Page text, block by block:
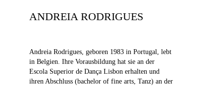
ANDREIA RODRIGUES
Andreia Rodrigues, geboren 1983 in Portugal, lebt
in Belgien. Ihre Vorausbildung hat sie an der
Escola Superior de Dança Lisbon erhalten und
ihren Abschluss (bachelor of fine arts, Tanz) an der